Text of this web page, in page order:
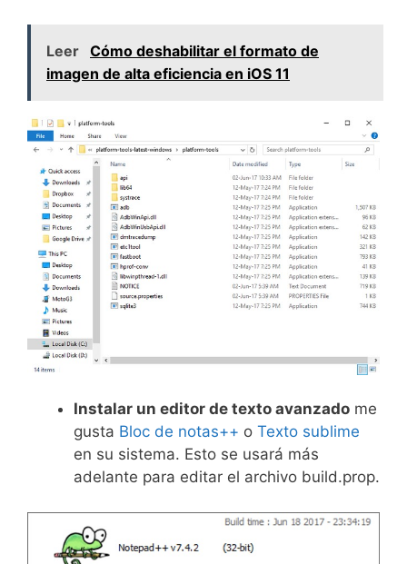
Leer Cómo deshabilitar el formato de
imagen de alta eficiencia en iOS 11
Instalar un editor de texto avanzado me
gusta Bloc de notas++ o Texto sublime
en su sistema. Esto se usará más
adelante para editar el archivo build.prop.